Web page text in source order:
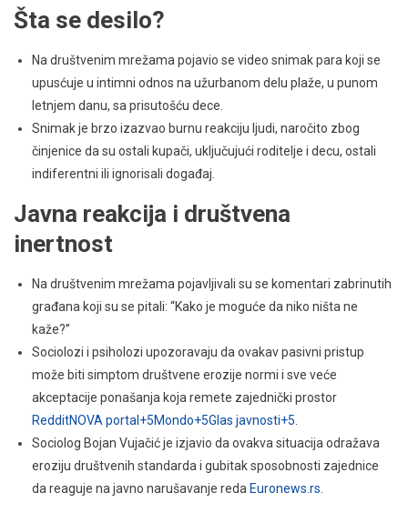
Šta se desilo?
Na društvenim mrežama pojavio se video snimak para koji se
upusćuje u intimni odnos na užurbanom delu plaže, u punom
letnjem danu, sa prisutošću dece.
Snimak je brzo izazvao burnu reakciju ljudi, naročito zbog
činjenice da su ostali kupači, uključujući roditelje i decu, ostali
indiferentni ili ignorisali događaj.
Javna reakcija i društvena
inertnost
Na društvenim mrežama pojavljivali su se komentari zabrinutih
građana koji su se pitali: “Kako je moguće da niko ništa ne
kaže?”
Sociolozi i psiholozi upozoravaju da ovakav pasivni pristup
može biti simptom društvene erozije normi i sve veće
akceptacije ponašanja koja remete zajednički prostor
RedditNOVA portal+5Mondo+5Glas javnosti+5
Sociolog Bojan Vujačić je izjavio da ovakva situacija odražava
eroziju društvenih standarda i gubitak sposobnosti zajednice
da reaguje na javno narušavanje reda Euronews.rs